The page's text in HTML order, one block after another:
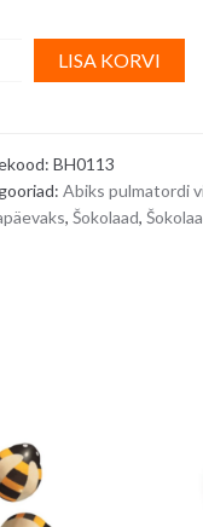
LISA KORVI
l
n
BH0113
Abiks pulmatordi
, Šokolaad,